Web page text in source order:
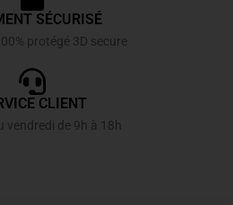
SÉCURISÉ
protégé 3D secure
CLIENT
vendredi de 9h à 18h